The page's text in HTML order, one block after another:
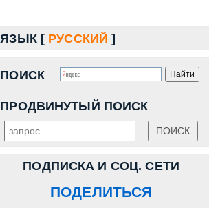
ЯЗЫК [ РУССКИЙ ]
ПОИСК
ПРОДВИНУТЫЙ ПОИСК
ПОДПИСКА И СОЦ. СЕТИ
ПОДЕЛИТЬСЯ